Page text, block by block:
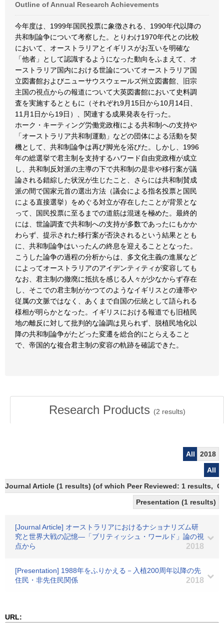
Outline of Annual Research Achievements
今年度は、1999年国民投票に象徴される、1990年代以降の
共和制論争について考察した。とりわけ1970年代との比較
において、オーストラリアとイギリスがお互いを明確な
「他者」として認識するようになった動向をふまえて、オ
ーストラリア国内における世論についてオーストラリア国
立図書館およびニューサウスウェールズ州立図書館、旧宗
主国の視点からの報道について大英図書館において史料調
査を実施するとともに（それぞれ9月15日から10月14日、
11月1日から19日）、関連する成果発表を行った。
ホーク・キーティング労働党政権による共和制への支持や
「オーストラリア共和制運動」などの団体による活動を契
機として、共和制論争は再び脚光を浴びた。しかし、1996
年の総選挙で君主制を支持するハワード自由党政権が成立
し、共和制反対派の主導の下で共和制の是非や移行案が議
論される錯綜した状況が生じたこと、さらには共和制賛成
派の間で国家元首の選出方法（議会による指名投票と国民
による直接選挙）をめぐる対立が存在したことが背景とな
って、国民投票に至るまでの道筋は混迷を極めた。最終的
には、世論調査で共和制への支持が多数であったにもかか
わらず、提示された移行案が否決されるという結果ととも
に、共和制論争はいったんの終息を迎えることとなった。
こうした論争の過程の分析からは、多文化主義の進展など
によってオーストラリアのアイデンティティが変容しても
なお、君主制の撤廃に抵抗を感じる人々が少なからず存在
し、そこでの君主制がかつてのようなイギリスとの連帯や
従属の文脈ではなく、あくまで自国の伝統として語られる
様相が明らかとなった。イギリスにおける報道でも旧植民
地の離反に対して批判的な論調は見られず、脱植民地化以
降の共和制論争がたどった変遷を総合的にとらえること
で、帝国的な複合君主制の変容の軌跡を確認できた。
Research Products (2 results)
All
2018
All
Journal Article (1 results) (of which Peer Reviewed: 1 results,
Presentation (1 results)
[Journal Article] オーストラリアにおけるナショナリズム研
究と世界大戦の記憶―「ブリティッシュ・ワールド」論の視
点から
2018
[Presentation] 1988年をふりかえる－入植200周年以降の先
住民・非先住民関係
2018
URL: